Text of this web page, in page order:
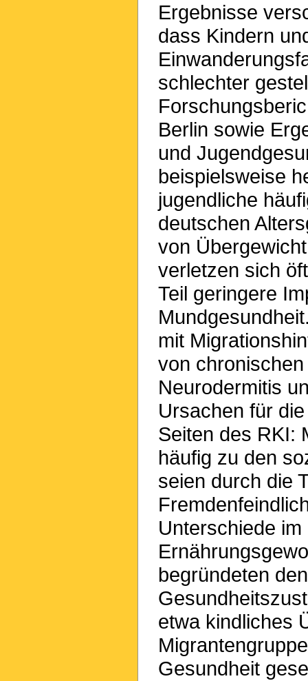
Ergebnisse
dass Kindern
schlechter
Berlin sowie
und
beispielsweise
jugendliche
deutschen
von
verletzen sich
Teil geringere
mit
von
Neurodermitis
Ursachen für
Seiten des RKI:
häufig zu den
seien durch die
Unterschiede
begründeten
etwa kindliches
Gesundheit